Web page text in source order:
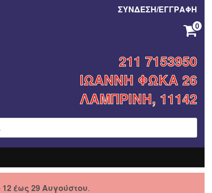
ΣΥΝΔΕΣΗ/ΕΓΓΡΑΦΗ
0
211 7153950
ΙΩΑΝΝΗ ΦΩΚΑ 26
ΛΑΜΠΡΙΝΗ, 11142
12 έως 29 Αυγούστου.